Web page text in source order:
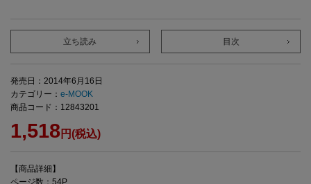
立ち読み 目次
発売日：2014年6月16日
カテゴリー： e-MOOK
商品コード：12843201
1,518円(税込)
【商品詳細】
ページ数：54P